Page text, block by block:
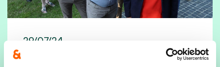
29/07/24